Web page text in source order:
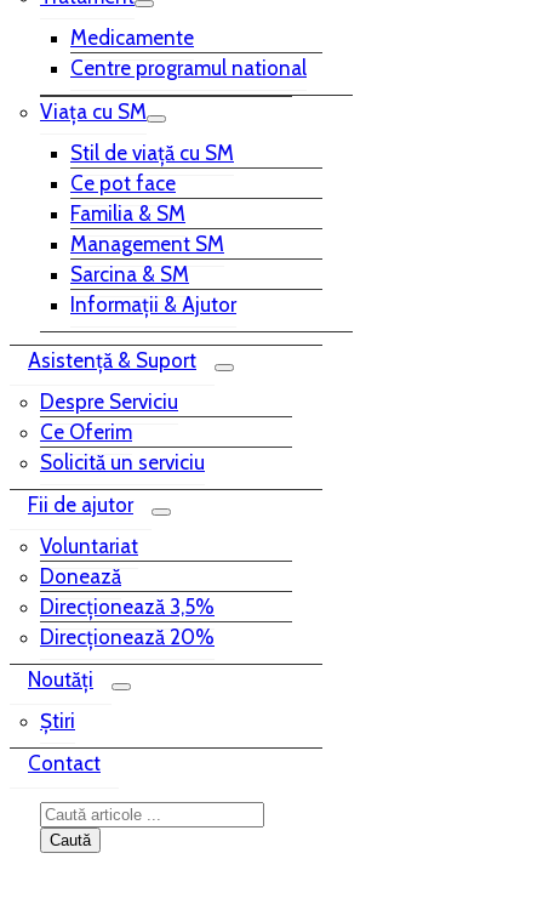
Medicamente
Centre programul national
Viața cu SM
Stil de viață cu SM
Ce pot face
Familia & SM
Management SM
Sarcina & SM
Informații & Ajutor
Asistență & Suport
Despre Serviciu
Ce Oferim
Solicită un serviciu
Fii de ajutor
Voluntariat
Donează
Direcționează 3,5%
Direcționează 20%
Noutăți
Știri
Contact